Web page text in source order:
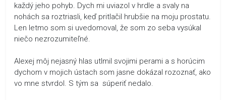
každý jeho pohyb. Dych mi uviazol v hrdle a svaly na
nohách sa roztriasli, keď pritlačil hrubšie na moju prostatu.
Len letmo som si uvedomoval, že som zo seba vysúkal
niečo nezrozumiteľné.
Alexej môj nejasný hlas utlmil svojimi perami a s horúcim
dychom v mojich ústach som jasne dokázal rozoznať, ako
vo mne stvrdol. S tým sa súperiť nedalo.